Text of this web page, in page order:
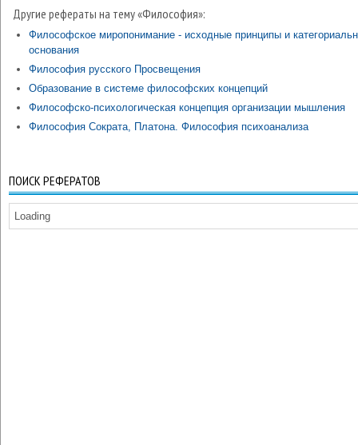
Другие рефераты на тему «Философия»:
Философское миропонимание - исходные принципы и
основания
Философия русского Просвещения
Образование в системе философских концепций
Философско-психологическая концепция организации мышления
Философия Сократа, Платона. Философия психоанализа
ПОИСК РЕФЕРАТОВ
Loading